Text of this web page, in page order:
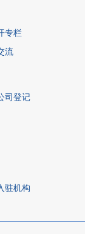
专栏
流
司登记
驻机构